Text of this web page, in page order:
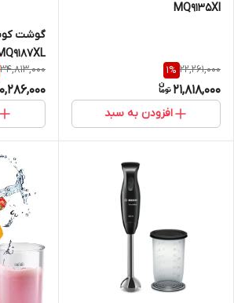
MQ9135XI
22,261,000
1%
21,818,000
افزودن به سبد
گوشت
34,813,000